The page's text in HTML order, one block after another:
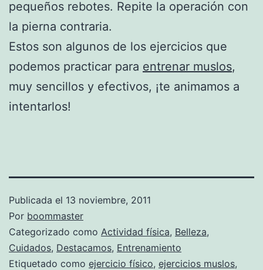
pequeños rebotes. Repite la operación con
la pierna contraria.
Estos son algunos de los ejercicios que
podemos practicar para entrenar muslos,
muy sencillos y efectivos, ¡te animamos a
intentarlos!
Publicada el 13 noviembre, 2011
Por boommaster
Categorizado como Actividad física, Belleza,
Cuidados, Destacamos, Entrenamiento
Etiquetado como ejercicio físico, ejercicios muslos,